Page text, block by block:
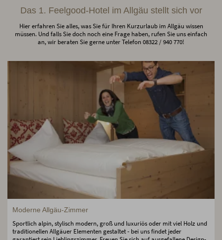
Das 1. Feelgood-Hotel im Allgäu stellt sich vor
Hier erfahren Sie alles, was Sie für Ihren Kurzurlaub im Allgäu wissen
müssen. Und falls Sie doch noch eine Frage haben, rufen Sie uns einfach
an, wir beraten Sie gerne unter Telefon 08322 / 940 770!
Moderne Allgäu-Zimmer
Sportlich alpin, stylisch modern, groß und luxuriös oder mit viel Holz und
traditionellen Allgäuer Elementen gestaltet - bei uns findet jeder